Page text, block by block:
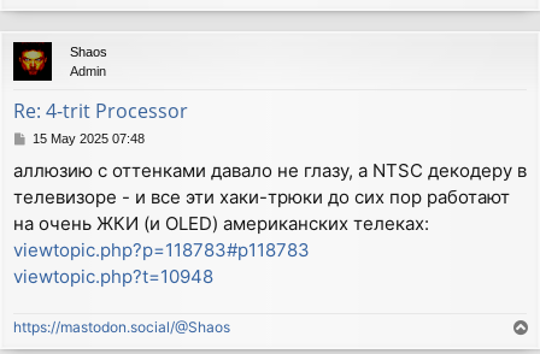
o
p
Shaos
Admin
Re: 4-trit Processor
P
s
t
15 May 2025 07:48
аллюзию с оттенками давало не глазу, а NTSC декодеру в
телевизоре - и все эти хаки-трюки до сих пор работают
на очень ЖКИ (и OLED) американских телеках:
viewtopic.php?p=118783#p118783
viewtopic.php?t=10948
https://mastodon.social/@Shaos
o